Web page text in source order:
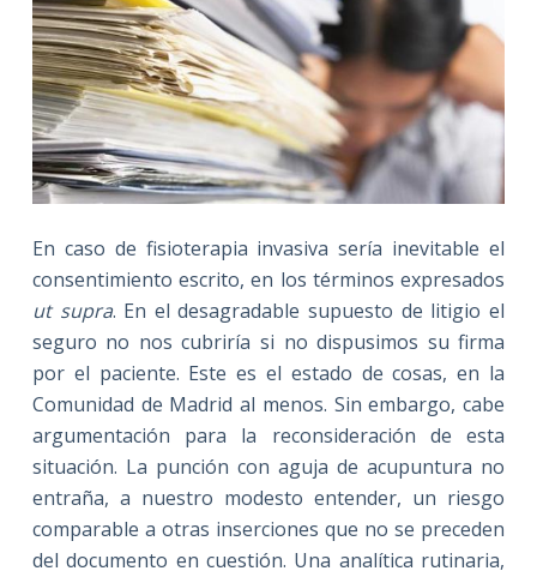
En caso de fisioterapia invasiva sería inevitable el
consentimiento escrito, en los términos expresados
ut supra. En el desagradable supuesto de litigio el
seguro no nos cubriría si no dispusimos su firma
por el paciente. Este es el estado de cosas, en la
Comunidad de Madrid al menos. Sin embargo, cabe
argumentación para la reconsideración de esta
situación. La punción con aguja de acupuntura no
entraña, a nuestro modesto entender, un riesgo
comparable a otras inserciones que no se preceden
del documento en cuestión. Una analítica rutinaria,